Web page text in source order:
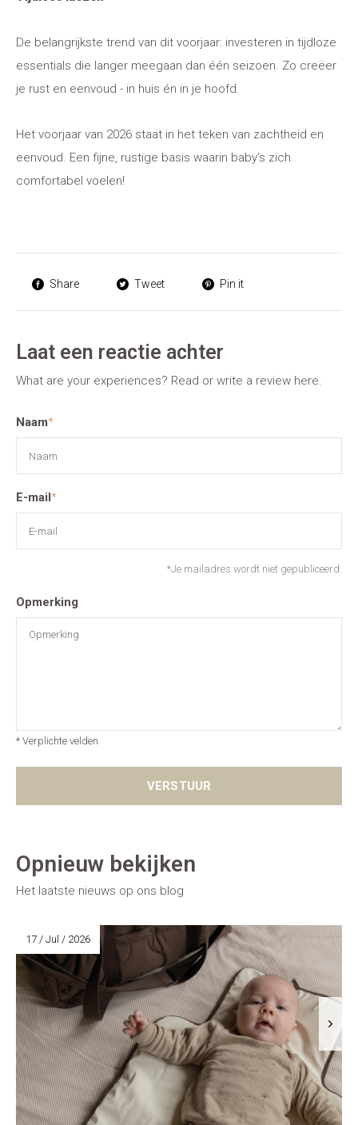
De belangrijkste trend van dit voorjaar: investeren in tijdloze
essentials die langer meegaan dan één seizoen. Zo creëer
je rust en eenvoud - in huis én in je hoofd.
Het voorjaar van 2026 staat in het teken van zachtheid en
eenvoud. Een fijne, rustige basis waarin baby’s zich
comfortabel voelen!
Share Tweet Pin it
Laat een reactie achter
What are your experiences? Read or write a review here.
Naam*
E-mail*
*Je mailadres wordt niet gepubliceerd.
Opmerking
* Verplichte velden
VERSTUUR
Opnieuw bekijken
Het laatste nieuws op ons blog
17 / Jul / 2026